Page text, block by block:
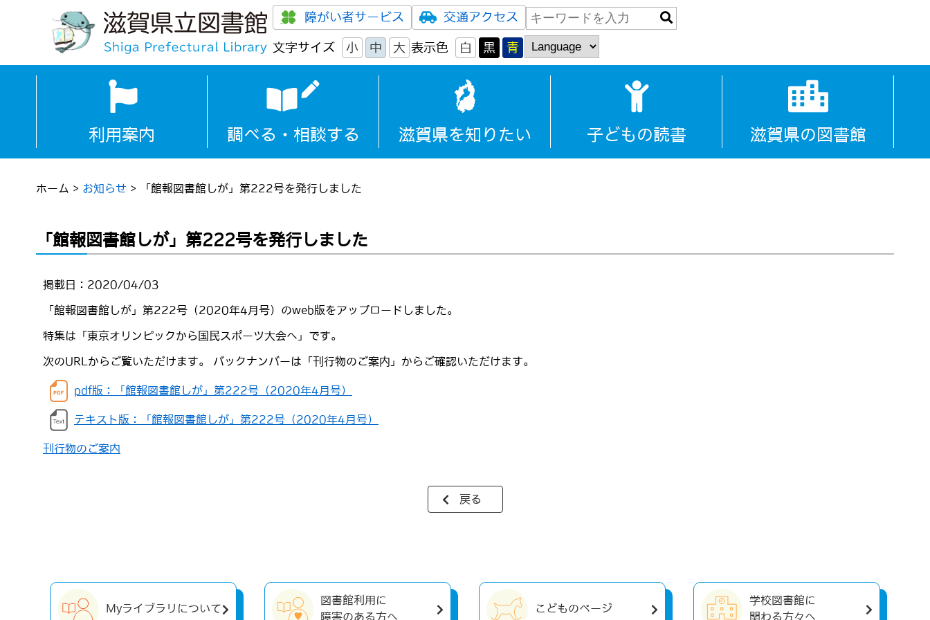
障がい者サービス 交通アクセス
文字サイズ 小 中 大 表示色 白 黒 青
利用案内 調べる・相談する 滋賀県を知りたい 子どもの読書 滋賀県の図書館
ホーム > お知らせ > 「館報図書館しが」第222号を発行しました
「館報図書館しが」第222号を発行しました
掲載日：2020/04/03
「館報図書館しが」第222号（2020年4月号）のweb版をアップロードしました。
特集は「東京オリンピックから国民スポーツ大会へ」です。
次のURLからご覧いただけます。 バックナンバーは「刊行物のご案内」からご確認いただけます。
pdf版：「館報図書館しが」第222号（2020年4月号）
テキスト版：「館報図書館しが」第222号（2020年4月号）
刊行物のご案内
戻る
Myライブラリについて
図書館利用に
障害のある方へ
こどものページ
学校図書館に
関わる方々へ